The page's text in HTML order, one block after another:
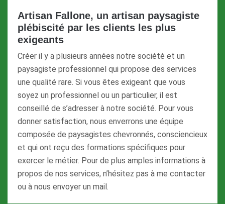
Artisan Fallone, un artisan paysagiste
plébiscité par les clients les plus
exigeants
Créer il y a plusieurs années notre société et un
paysagiste professionnel qui propose des services
une qualité rare. Si vous êtes exigeant que vous
soyez un professionnel ou un particulier, il est
conseillé de s’adresser à notre société. Pour vous
donner satisfaction, nous enverrons une équipe
composée de paysagistes chevronnés, consciencieux
et qui ont reçu des formations spécifiques pour
exercer le métier. Pour de plus amples informations à
propos de nos services, n’hésitez pas à me contacter
ou à nous envoyer un mail.